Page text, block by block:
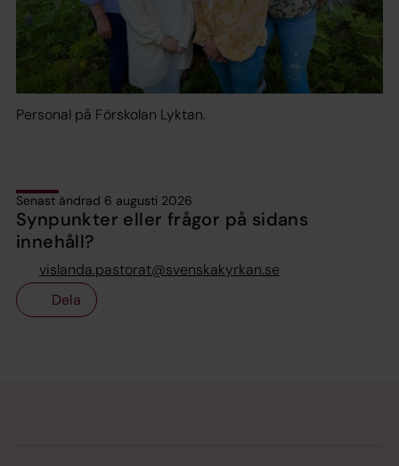
Personal på Förskolan Lyktan.
Senast ändrad 6 augusti 2026
Synpunkter eller frågor på sidans
innehåll?
vislanda.pastorat@svenskakyrkan.se
Dela